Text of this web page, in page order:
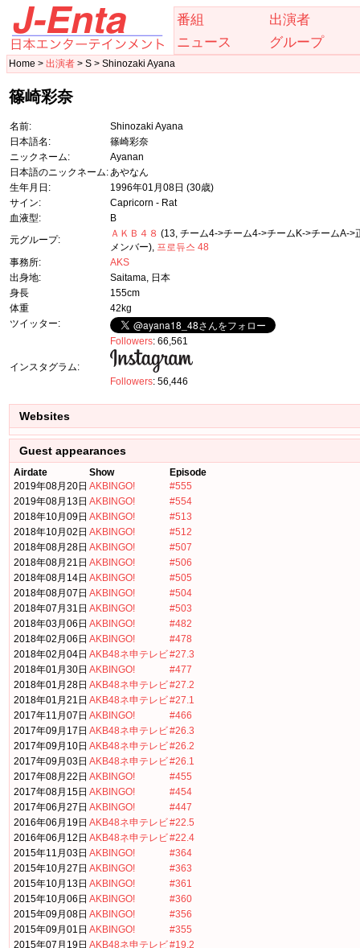
番組
出演者
ニュース
グループ
Home > 出演者 > S > Shinozaki Ayana
篠崎彩奈
名前:
Shinozaki Ayana
日本語名:
篠崎彩奈
ニックネーム:
Ayanan
日本語のニックネーム: あやなん
生年月日:
1996年01月08日 (30歳)
サイン:
Capricorn - Rat
血液型:
B
元グループ:
ＡＫＢ４８ (13, チーム4->チーム4->チームK->チームA->
メンバー), 프로듀스 48
事務所:
AKS
出身地:
Saitama, 日本
身長
155cm
体重
42kg
ツイッター:
Followers: 66,561
インスタグラム:
Followers: 56,446
Websites
Guest appearances
Airdate Show
Episode
2019年08月20日 AKBINGO!
#555
2019年08月13日 AKBINGO!
#554
2018年10月09日 AKBINGO!
#513
2018年10月02日 AKBINGO!
#512
2018年08月28日 AKBINGO!
#507
2018年08月21日 AKBINGO!
#506
2018年08月14日 AKBINGO!
#505
2018年08月07日 AKBINGO!
#504
2018年07月31日 AKBINGO!
#503
2018年03月06日 AKBINGO!
#482
2018年02月06日 AKBINGO!
#478
2018年02月04日 AKB48ネ申テレビ#27.3
2018年01月30日 AKBINGO!
#477
2018年01月28日 AKB48ネ申テレビ#27.2
2018年01月21日 AKB48ネ申テレビ#27.1
2017年11月07日 AKBINGO!
#466
2017年09月17日 AKB48ネ申テレビ#26.3
2017年09月10日 AKB48ネ申テレビ#26.2
2017年09月03日 AKB48ネ申テレビ#26.1
2017年08月22日 AKBINGO!
#455
2017年08月15日 AKBINGO!
#454
2017年06月27日 AKBINGO!
#447
2016年06月19日 AKB48ネ申テレビ#22.5
2016年06月12日 AKB48ネ申テレビ#22.4
2015年11月03日 AKBINGO!
#364
2015年10月27日 AKBINGO!
#363
2015年10月13日 AKBINGO!
#361
2015年10月06日 AKBINGO!
#360
2015年09月08日 AKBINGO!
#356
2015年09月01日 AKBINGO!
#355
2015年07月19日 AKB48ネ申テレビ#19.2